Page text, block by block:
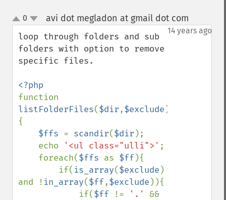
up
down
0 avi dot megladon at gmail dot com
14 years ago
loop through folders and sub
folders with option to remove
specific files.
listFolderFiles($dir,$exclude )
{
$ffs = scandir($dir );
    echo
'<ul class="ulli">' ;
    foreach(
$ffs as $ff){
        if(
is_array($exclude )
and ! in_array($ff,$exclude )){
            if(
$ff != '.'